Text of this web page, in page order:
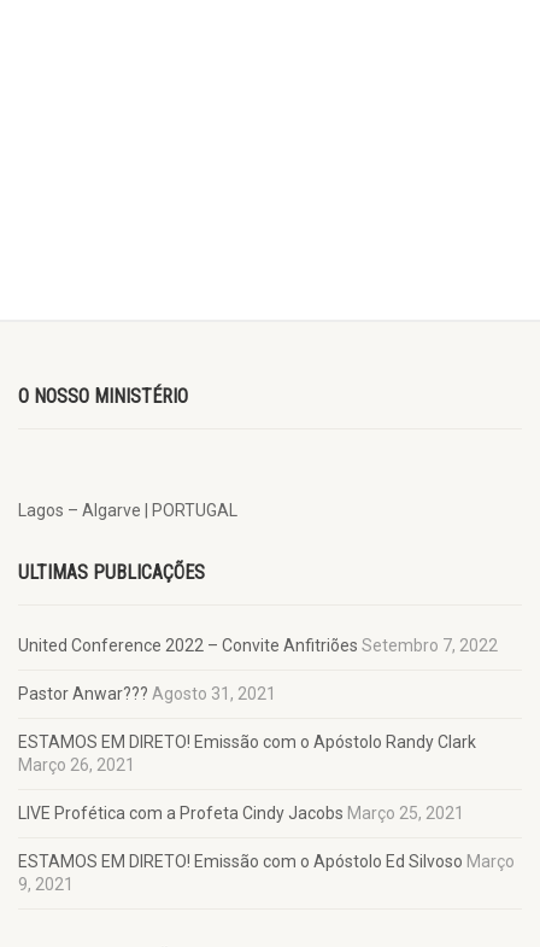
O NOSSO MINISTÉRIO
Lagos – Algarve | PORTUGAL
ULTIMAS PUBLICAÇÕES
United Conference 2022 – Convite Anfitriões Setembro 7, 2022
Pastor Anwar??? Agosto 31, 2021
ESTAMOS EM DIRETO! Emissão com o Apóstolo Randy Clark
Março 26, 2021
LIVE Profética com a Profeta Cindy Jacobs Março 25, 2021
ESTAMOS EM DIRETO! Emissão com o Apóstolo Ed Silvoso Março
9, 2021